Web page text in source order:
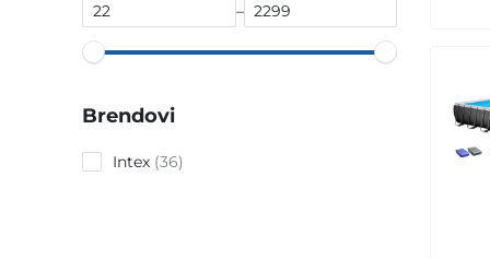
–
Brendovi
Intex 3636